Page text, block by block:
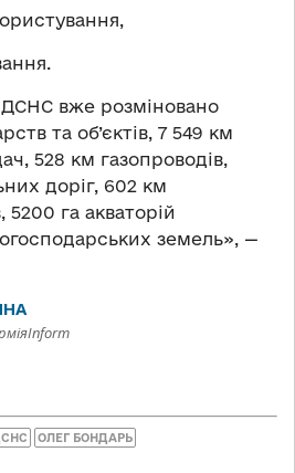
вже розміновано
та об’єктів, 7 549 км
528 км газопроводів,
доріг, 602 км
5200 га акваторій
земель», —
ОЛЕГ БОНДАРЬ